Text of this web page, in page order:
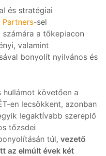
és stratégiai
Partners-sel
a tőkepiacon
valamint
bonyolít nyilvános és
követően a
en lecsökkent, azonban
legaktívabb szereplő
tőzsdei
túl, vezető
az elmúlt évek két